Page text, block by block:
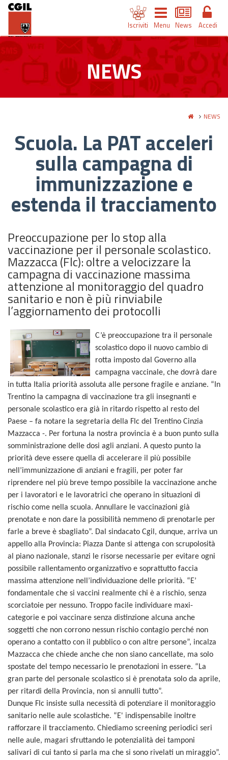
Iscriviti Menu News Accedi
NEWS
NEWS
Scuola. La PAT acceleri
sulla campagna di
immunizzazione e
estenda il tracciamento
Preoccupazione per lo stop alla
vaccinazione per il personale scolastico.
Mazzacca (Flc): oltre a velocizzare la
campagna di vaccinazione massima
attenzione al monitoraggio del quadro
sanitario e non è più rinviabile
l’aggiornamento dei protocolli
C’è preoccupazione tra il personale
scolastico dopo il nuovo cambio di
rotta imposto dal Governo alla
campagna vaccinale, che dovrà dare
in tutta Italia priorità assoluta alle persone fragile e anziane. “In
Trentino la campagna di vaccinazione tra gli insegnanti e
personale scolastico era già in ritardo rispetto al resto del
Paese – fa notare la segretaria della Flc del Trentino Cinzia
Mazzacca -. Per fortuna la nostra provincia è a buon punto sulla
somministrazione delle dosi agli anziani. A questo punto la
priorità deve essere quella di accelerare il più possibile
nell’immunizzazione di anziani e fragili, per poter far
riprendere nel più breve tempo possibile la vaccinazione anche
per i lavoratori e le lavoratrici che operano in situazioni di
rischio come nella scuola. Annullare le vaccinazioni già
prenotate e non dare la possibilità nemmeno di prenotarle per
farle a breve è sbagliato”. Dal sindacato Cgil, dunque, arriva un
appello alla Provincia: Piazza Dante si attenga con scrupolosità
al piano nazionale, stanzi le risorse necessarie per evitare ogni
possibile rallentamento organizzativo e soprattutto faccia
massima attenzione nell’individuazione delle priorità. “E’
fondamentale che si vaccini realmente chi è a rischio, senza
scorciatoie per nessuno. Troppo facile individuare maxi-
categorie e poi vaccinare senza distinzione alcuna anche
soggetti che non corrono nessun rischio contagio perché non
operano a contatto con il pubblico o con altre persone”, incalza
Mazzacca che chiede anche che non siano cancellate, ma solo
spostate del tempo necessario le prenotazioni in essere. “La
gran parte del personale scolastico si è prenotata solo da aprile,
per ritardi della Provincia, non si annulli tutto”.
Dunque Flc insiste sulla necessità di potenziare il monitoraggio
sanitario nelle aule scolastiche. “E' indispensabile inoltre
rafforzare il tracciamento. Chiediamo screening periodici seri
nelle aule, magari sfruttando le potenzialità dei tamponi
salivari di cui tanto si parla ma che si sono rivelati un miraggio”.